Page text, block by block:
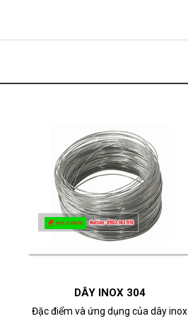
DÂY INOX 304
Đặc điểm và ứng dụng của dây inox